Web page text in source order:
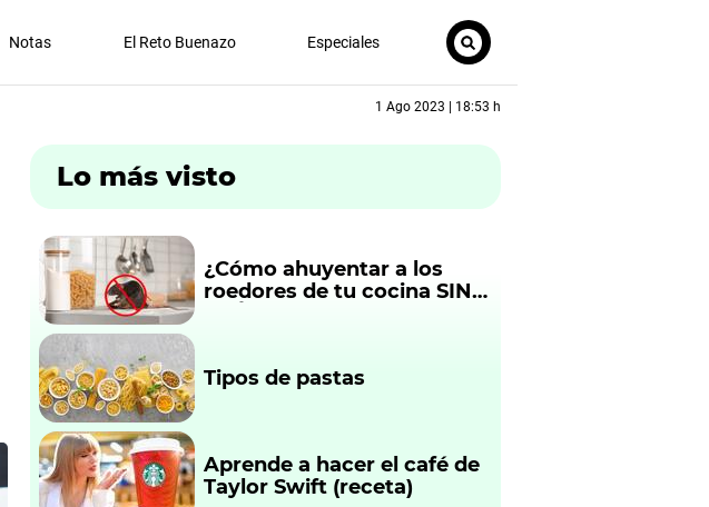
Notas El Reto Buenazo Especiales
1 Ago 2023 | 18:53 h
Lo más visto
¿Cómo ahuyentar a los
roedores de tu cocina SIN
Tipos de pastas
Aprende a hacer el café de
Taylor Swift (receta)